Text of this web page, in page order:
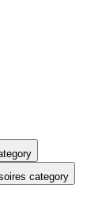
category